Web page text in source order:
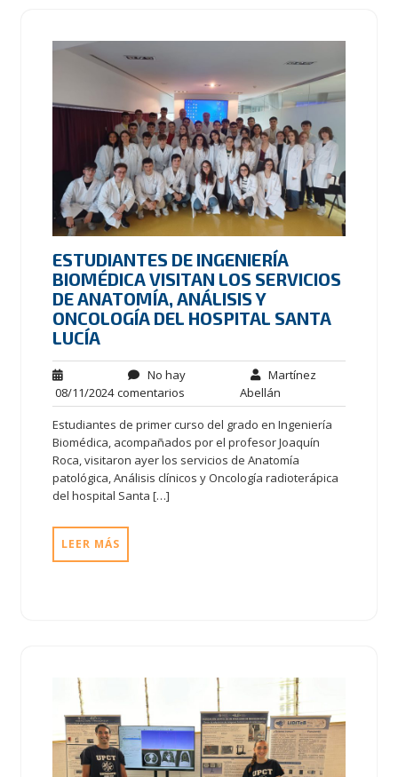
ESTUDIANTES DE INGENIERÍA
BIOMÉDICA VISITAN LOS SERVICIOS
DE ANATOMÍA, ANÁLISIS Y
ONCOLOGÍA DEL HOSPITAL SANTA
LUCÍA
08/11/2024
No hay
comentarios
Martínez
Abellán
Estudiantes de primer curso del grado en Ingeniería
Biomédica, acompañados por el profesor Joaquín
Roca, visitaron ayer los servicios de Anatomía
patológica, Análisis clínicos y Oncología radioterápica
del hospital Santa […]
LEER MÁS